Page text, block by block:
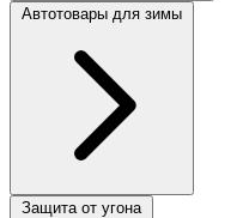
Автотовары для зимы
Защита от угона